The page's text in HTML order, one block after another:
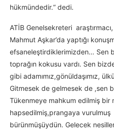
hükmündedir.“ dedi.
ATİB Genelsekreteri
Mahmut Aşkar’da yaptığı
efsaneleştirdiklerimizden… Sen
toprağın kokusu vardı. Sen
gibi adamımız,gönüldaşımız,
Gitmesek de gelmesek de ,sen
Tükenmeye mahkum edilmiş bir
hapsedilmiş,prangaya
bürünmüşüydün. Gelecek